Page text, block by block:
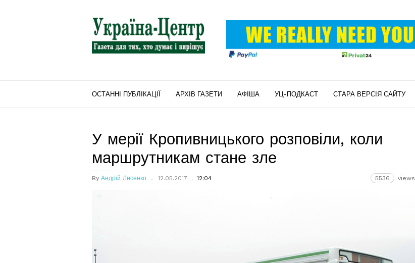
"Україна-
Центр"
ОСТАННІ ПУБЛІКАЦІЇ АРХІВ ГАЗЕТИ АФІША УЦ-ПОДКАСТ СТАРА ВЕРСІЯ САЙТУ
У мерії Кропивницького розповіли, коли
маршрутникам стане зле
By Андрій Лисенко 12.05.2017 12:04 5536 views